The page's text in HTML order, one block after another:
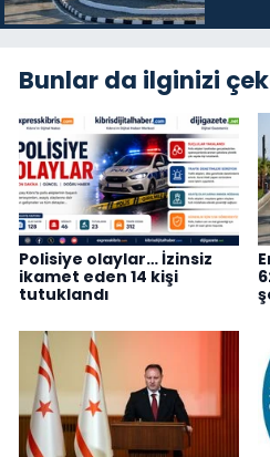
Bunlar da ilginizi
Polisiye olaylar… İzinsiz
ikamet eden 14 kişi
tutuklandı